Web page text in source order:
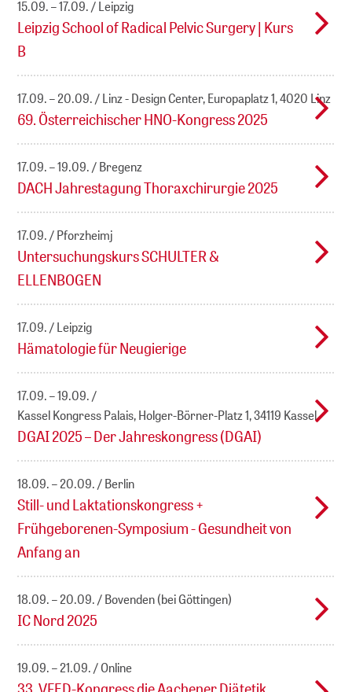
15.09. – 17.09. Leipzig
Leipzig School of Radical Pelvic Surgery | Kurs
B
17.09. – 20.09. Linz - Design Center, Europaplatz 1, 4020 Linz
69. Österreichischer HNO-Kongress 2025
17.09. – 19.09. Bregenz
DACH Jahrestagung Thoraxchirurgie 2025
17.09. Pforzheimj
Untersuchungskurs SCHULTER &
ELLENBOGEN
17.09. Leipzig
Hämatologie für Neugierige
17.09. – 19.09.
Kassel Kongress Palais, Holger-Börner-Platz 1, 34119 Kassel
DGAI 2025 – Der Jahreskongress (DGAI)
18.09. – 20.09. Berlin
Still- und Laktationskongress +
Frühgeborenen-Symposium - Gesundheit von
Anfang an
18.09. – 20.09. Bovenden (bei Göttingen)
IC Nord 2025
19.09. – 21.09. Online